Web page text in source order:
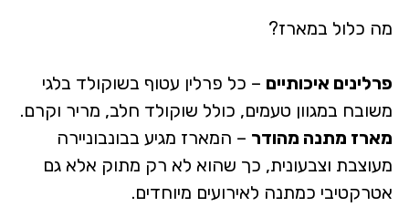
מה כלול במארז?
פרלינים איכותיים – כל פרלין עטוף בשוקולד בלגי
משובח במגוון טעמים, כולל שוקולד חלב, מריר וקרם.
מארז מתנה מהודר – המארז מגיע בבונבוניירה
מעוצבת וצבעונית, כך שהוא לא רק מתוק אלא גם
אטרקטיבי כמתנה לאירועים מיוחדים.